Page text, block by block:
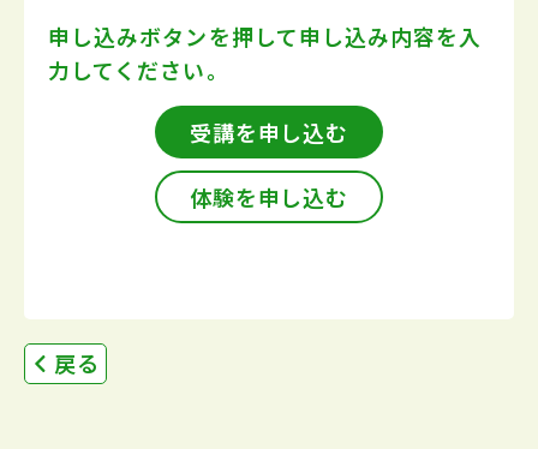
申し込みボタンを押して申し込み内容を入
力してください。
受講を申し込む
体験を申し込む
戻る